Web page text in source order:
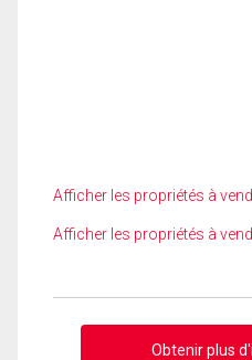
Afficher les propriétés à
Afficher les propriétés à
Obtenir plus